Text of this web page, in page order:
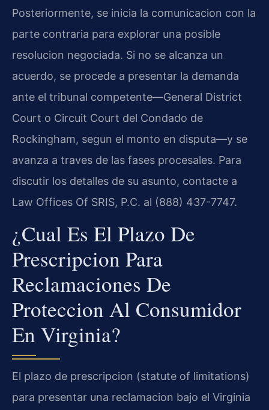
Posteriormente, se inicia la comunicacion con la
parte contraria para explorar una posible
resolucion negociada. Si no se alcanza un
acuerdo, se procede a presentar la demanda
ante el tribunal competente—General District
Court o Circuit Court del Condado de
Rockingham, segun el monto en disputa—y se
avanza a traves de las fases procesales. Para
discutir los detalles de su asunto, contacte a
Law Offices Of SRIS, P.C. al (888) 437-7747.
¿Cual Es El Plazo De
Prescripcion Para
Reclamaciones De
Proteccion Al Consumidor
En Virginia?
El plazo de prescripcion (statute of limitations)
para presentar una reclamacion bajo el Virginia